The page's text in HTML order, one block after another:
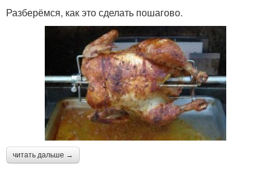
Разберёмся, как это сделать пошагово.
читать дальше →